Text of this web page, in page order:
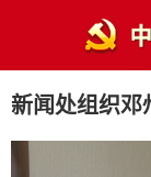
新闻处组织邓